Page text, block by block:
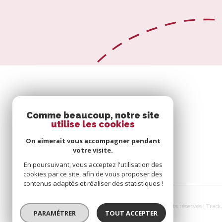
© 2026 | Tous droits réservés |
Comme beaucoup, notre site
utilise les cookies
On aimerait vous accompagner pendant
votre visite.
En poursuivant, vous acceptez l'utilisation des
cookies par ce site, afin de vous proposer des
contenus adaptés et réaliser des statistiques !
PARAMÉTRER TOUT ACCEPTER